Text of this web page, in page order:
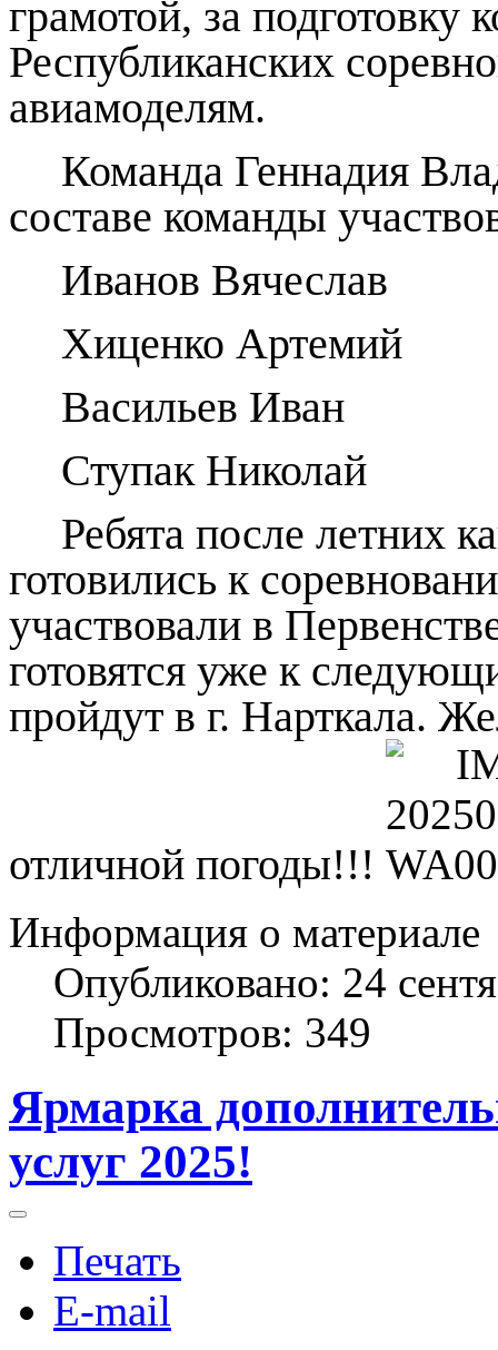
грамотой, за
Республиканских
авиамоделям.
Команда Геннадия
составе команды
Иванов Вячеслав
Хиценко Артемий
Васильев Иван
Ступак Николай
Ребята после летних
готовились к
участвовали в
готовятся уже к
пройдут в г. Нарткала.
отличной погоды!!!
Информация о материале
Опубликовано: 24
Просмотров: 349
Ярмарка
услуг 2025!
Печать
E-mail